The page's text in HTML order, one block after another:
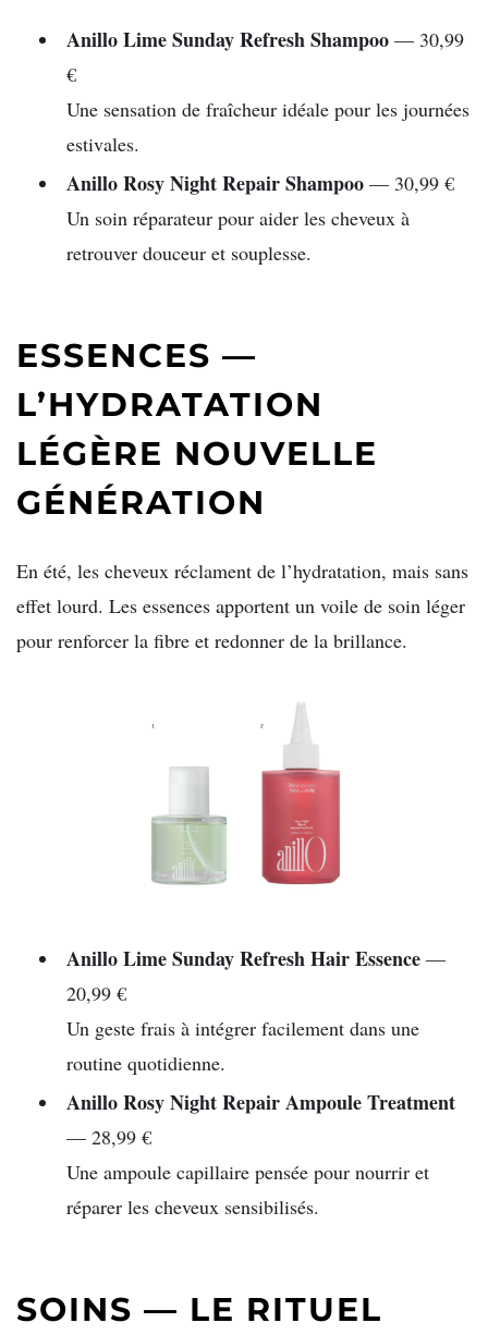
AnilloLime Sunday Refresh Shampoo — 30,99
€
Une sensation de fraîcheur idéale pour les journées
estivales.
Anillo Rosy Night Repair Shampoo — 30,99 €
Un soin réparateur pour aider les cheveux à
retrouver douceur et souplesse.
ESSENCES —
L’HYDRATATION
LÉGÈRE NOUVELLE
GÉNÉRATION
En été, les cheveux réclament de l’hydratation, mais sans
effet lourd. Les essences apportent un voile de soin léger
pour renforcer la fibre et redonner de la brillance.
Anillo Lime Sunday Refresh Hair Essence —
20,99 €
Un geste frais à intégrer facilement dans une
routine quotidienne.
Anillo Rosy Night Repair Ampoule Treatment
— 28,99 €
Une ampoule capillaire pensée pour nourrir et
réparer les cheveux sensibilisés.
SOINS — LE RITUEL